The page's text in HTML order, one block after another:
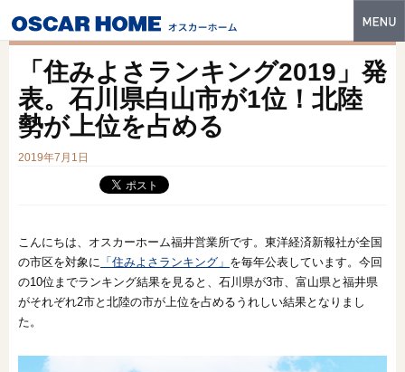
特長
性能・技術
建築実例
フォトギャラリー
「住みよさランキング2019」発
表。石川県白山市が1位！北陸
勢が上位を占める
2019年7月1日
こんにちは、オスカーホーム福井営業所です。東洋経済新報社が全国
の市区を対象に 「住みよさランキング」 を毎年公表しています。今回
の10位までランキング結果を見ると、石川県が3市、富山県と福井県
がそれぞれ2市と北陸の市が上位を占めるうれしい結果となりまし
た。